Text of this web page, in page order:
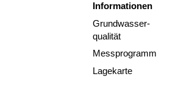
Informationen
Grundwasser-
qualität
Messprogramm
Lagekarte